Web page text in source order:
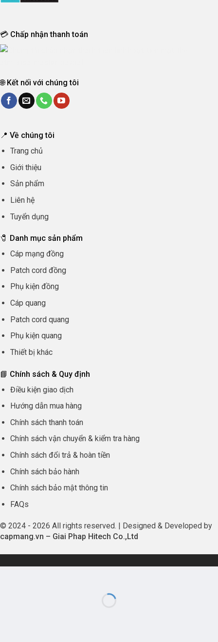
💳 Chấp nhận thanh toán
🌐 Kết nối với chúng tôi
📍 Về chúng tôi
Trang chủ
Giới thiệu
Sản phẩm
Liên hệ
Tuyển dụng
🧷 Danh mục sản phẩm
Cáp mạng đồng
Patch cord đồng
Phụ kiện đồng
Cáp quang
Patch cord quang
Phụ kiện quang
Thiết bị khác
📘 Chính sách & Quy định
Điều kiện giao dịch
Hướng dẫn mua hàng
Chính sách thanh toán
Chính sách vận chuyển & kiểm tra hàng
Chính sách đổi trả & hoàn tiền
Chính sách bảo hành
Chính sách bảo mật thông tin
FAQs
© 2024 - 2026 All rights reserved. | Designed & Developed by
capmang.vn – Giai Phap Hitech Co.,Ltd